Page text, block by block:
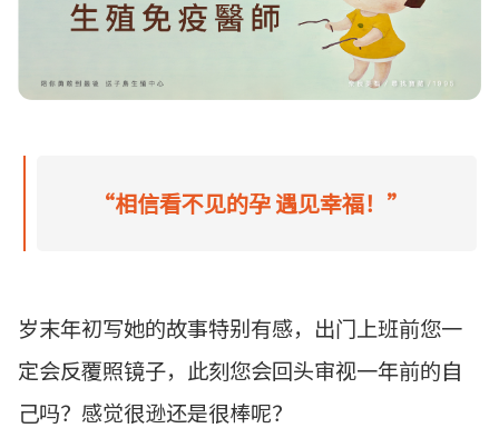
“相信看不见的孕 遇见幸福！”
岁末年初写她的故事特别有感，出门上班前您一
定会反覆照镜子，此刻您会回头审视一年前的自
己吗？感觉很逊还是很棒呢？